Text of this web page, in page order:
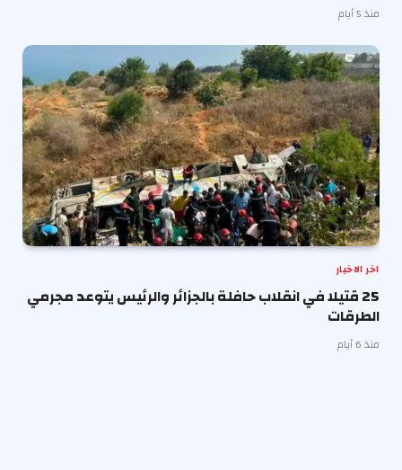
منذ 5 أيام
اخر الاخبار
25 قتيلا في انقلاب حافلة بالجزائر والرئيس يتوعد مجرمي
الطرقات
منذ 6 أيام